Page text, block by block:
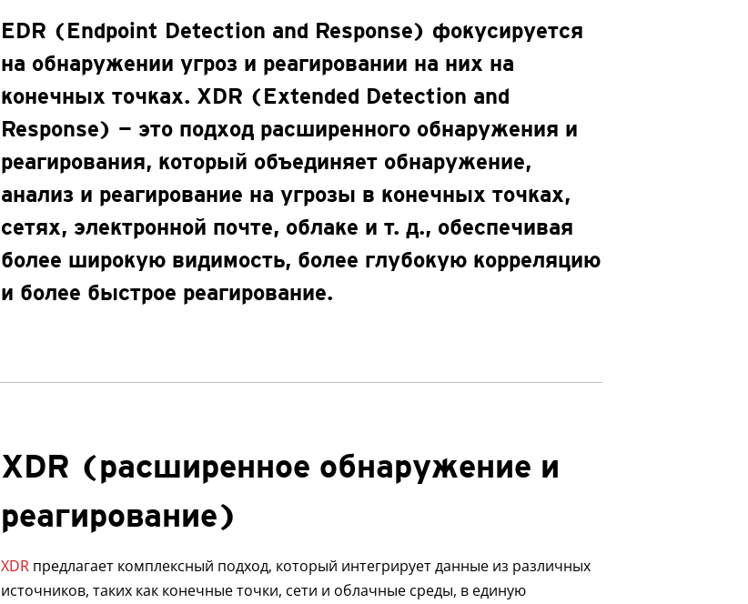
EDR (Endpoint Detection and Response) фокусируется
на обнаружении угроз и реагировании на них на
конечных точках. XDR (Extended Detection and
Response) — это подход расширенного обнаружения и
реагирования, который объединяет обнаружение,
анализ и реагирование на угрозы в конечных точках,
сетях, электронной почте, облаке и т. д., обеспечивая
более широкую видимость, более глубокую корреляцию
и более быстрое реагирование.
XDR (расширенное обнаружение и
реагирование)
XDRпредлагает комплексный подход, который интегрирует данные из различных
источников, таких как конечные точки, сети и облачные среды, в единую